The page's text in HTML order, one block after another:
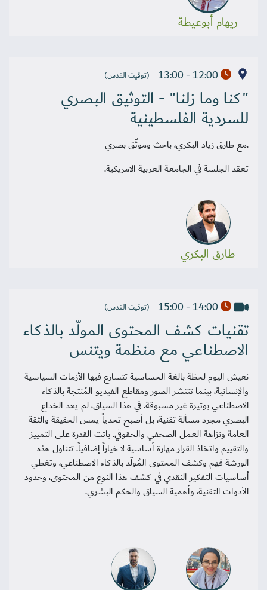
ريهام أبوعيطة
12:00 - 13:00 (توقيت القدس)
"كنا وما زلنا" - التوثيق البصري
للسردية الفلسطينية
.مع طارق زياد البكري، باحث وموثّق بصري
تعقد الجلسة في الجامعة العربية الامريكية.
طارق البكري
14:00 - 15:00 (توقيت القدس)
تقنيات كشف المحتوى المولّد بالذكاء
الاصطناعي مع منظمة ويتنس
نعيش اليوم لحظة بالغة الحساسية تتسارع فيها الأزمات السياسية
والإنسانية، بينما تنتشر الصور ومقاطع الفيديو المُنتجة بالذكاء
الاصطناعي بوتيرة غير مسبوقة. في هذا السياق، لم يعد الخداع
البصري مجرد مسألة تقنية، بل أصبح تحدياً يمس الحقيقة والثقة
العامة ونزاهة العمل الصحفي والحقوقي. باتت القدرة على التمييز
والتقييم واتخاذ القرار مهارة أساسية لا خياراً إضافياً. تتناول هذه
الورشة فهم وكشف المحتوى المُولّد بالذكاء الاصطناعي، وتغطي
أساسيات التفكير النقدي في كشف هذا النوع من المحتوى، وحدود
الأدوات التقنية، وأهمية السياق والحكم البشري.